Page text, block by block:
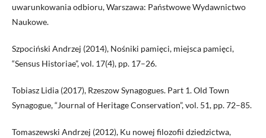
uwarunkowania odbioru, Warszawa: Państwowe Wydawnictwo
Naukowe.
Szpociński Andrzej (2014), Nośniki pamięci, miejsca pamięci,
“Sensus Historiae”, vol. 17(4), pp. 17–26.
Tobiasz Lidia (2017), Rzeszow Synagogues. Part 1. Old Town
Synagogue, “Journal of Heritage Conservation”, vol. 51, pp. 72–85.
Tomaszewski Andrzej (2012), Ku nowej filozofii dziedzictwa,